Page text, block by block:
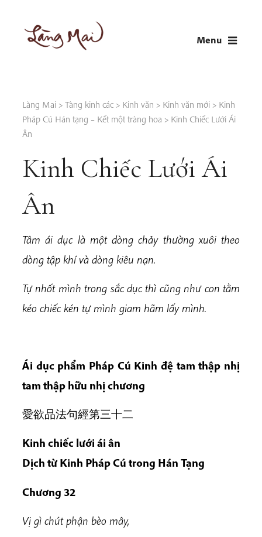
content
Menu
Làng Mai > Tàng kinh các > Kinh văn > Kinh văn mới > Kinh
Pháp Cú Hán tạng – Kết một tràng hoa > Kinh Chiếc Lưới Ái
Ân
Kinh Chiếc Lưới Ái
Ân
Tâm ái dục là một dòng chảy thường xuôi theo
dòng tập khí và dòng kiêu nạn.
Tự nhốt mình trong sắc dục thì cũng như con tằm
kéo chiếc kén tự mình giam hãm lấy mình.
Ái dục phẩm Pháp Cú Kinh đệ tam thập nhị
tam thập hữu nhị chương
愛欲品法句經第三十二
Kinh chiếc lưới ái ân
Dịch từ Kinh Pháp Cú trong Hán Tạng
Chương 32
Vị gì chút phận bèo mây,